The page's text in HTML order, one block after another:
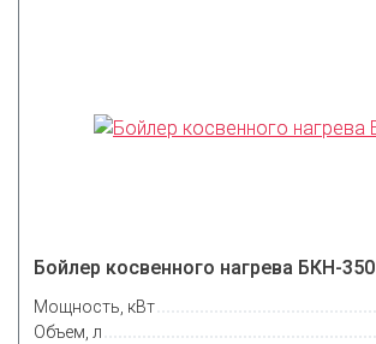
Бойлер косвенного нагрева БКН-350
Мощность, кВт
Объем, л